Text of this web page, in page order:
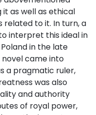
as well as ethical
related to it. In turn, a
interpret this ideal in
in the late
novel came into
a pragmatic ruler,
was also
and authority
of royal power,